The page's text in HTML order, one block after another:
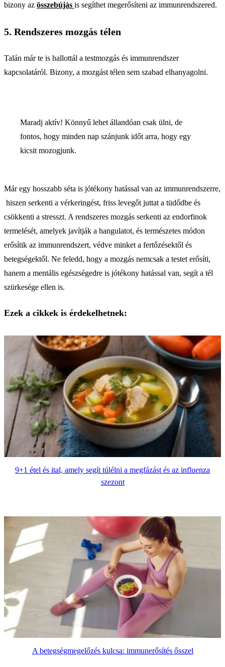
bizony az összebújás is segíthet megerősíteni az immunrendszered.
5. Rendszeres mozgás télen
Talán már te is hallottál a testmozgás és immunrendszer
kapcsolatáról. Bizony, a mozgást télen sem szabad elhanyagolni.
Maradj aktív! Könnyű lehet állandóan csak ülni, de
fontos, hogy minden nap szánjunk időt arra, hogy egy
kicsit mozogjunk.
Már egy hosszabb séta is jótékony hatással van az immunrendszerre,
hiszen serkenti a vérkeringést, friss levegőt juttat a tüdődbe és
csökkenti a stresszt. A rendszeres mozgás serkenti az endorfinok
termelését, amelyek javítják a hangulatot, és természetes módon
erősítik az immunrendszert, védve minket a fertőzésektől és
betegségektől. Ne feledd, hogy a mozgás nemcsak a testet erősíti,
hanem a mentális egészségedre is jótékony hatással van, segít a tél
szürkesége ellen is.
Ezek a cikkek is érdekelhetnek:
9+1 étel és ital, amely segít túlélni a megfázást és az influenza
szezont
A betegségmegelőzés kulcsa: immunerősítés ősszel